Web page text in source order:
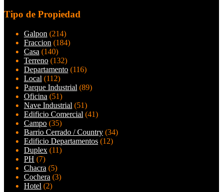
Tipo de Propiedad
Galpon (214)
Fraccion (184)
Casa (140)
Terreno (132)
Departamento (116)
Local (112)
Parque Industrial (89)
Oficina (51)
Nave Industrial (51)
Edificio Comercial (41)
Campo (35)
Barrio Cerrado / Country (34)
Edificio Departamentos (12)
Duplex (11)
PH (7)
Chacra (5)
Cochera (3)
Hotel (2)